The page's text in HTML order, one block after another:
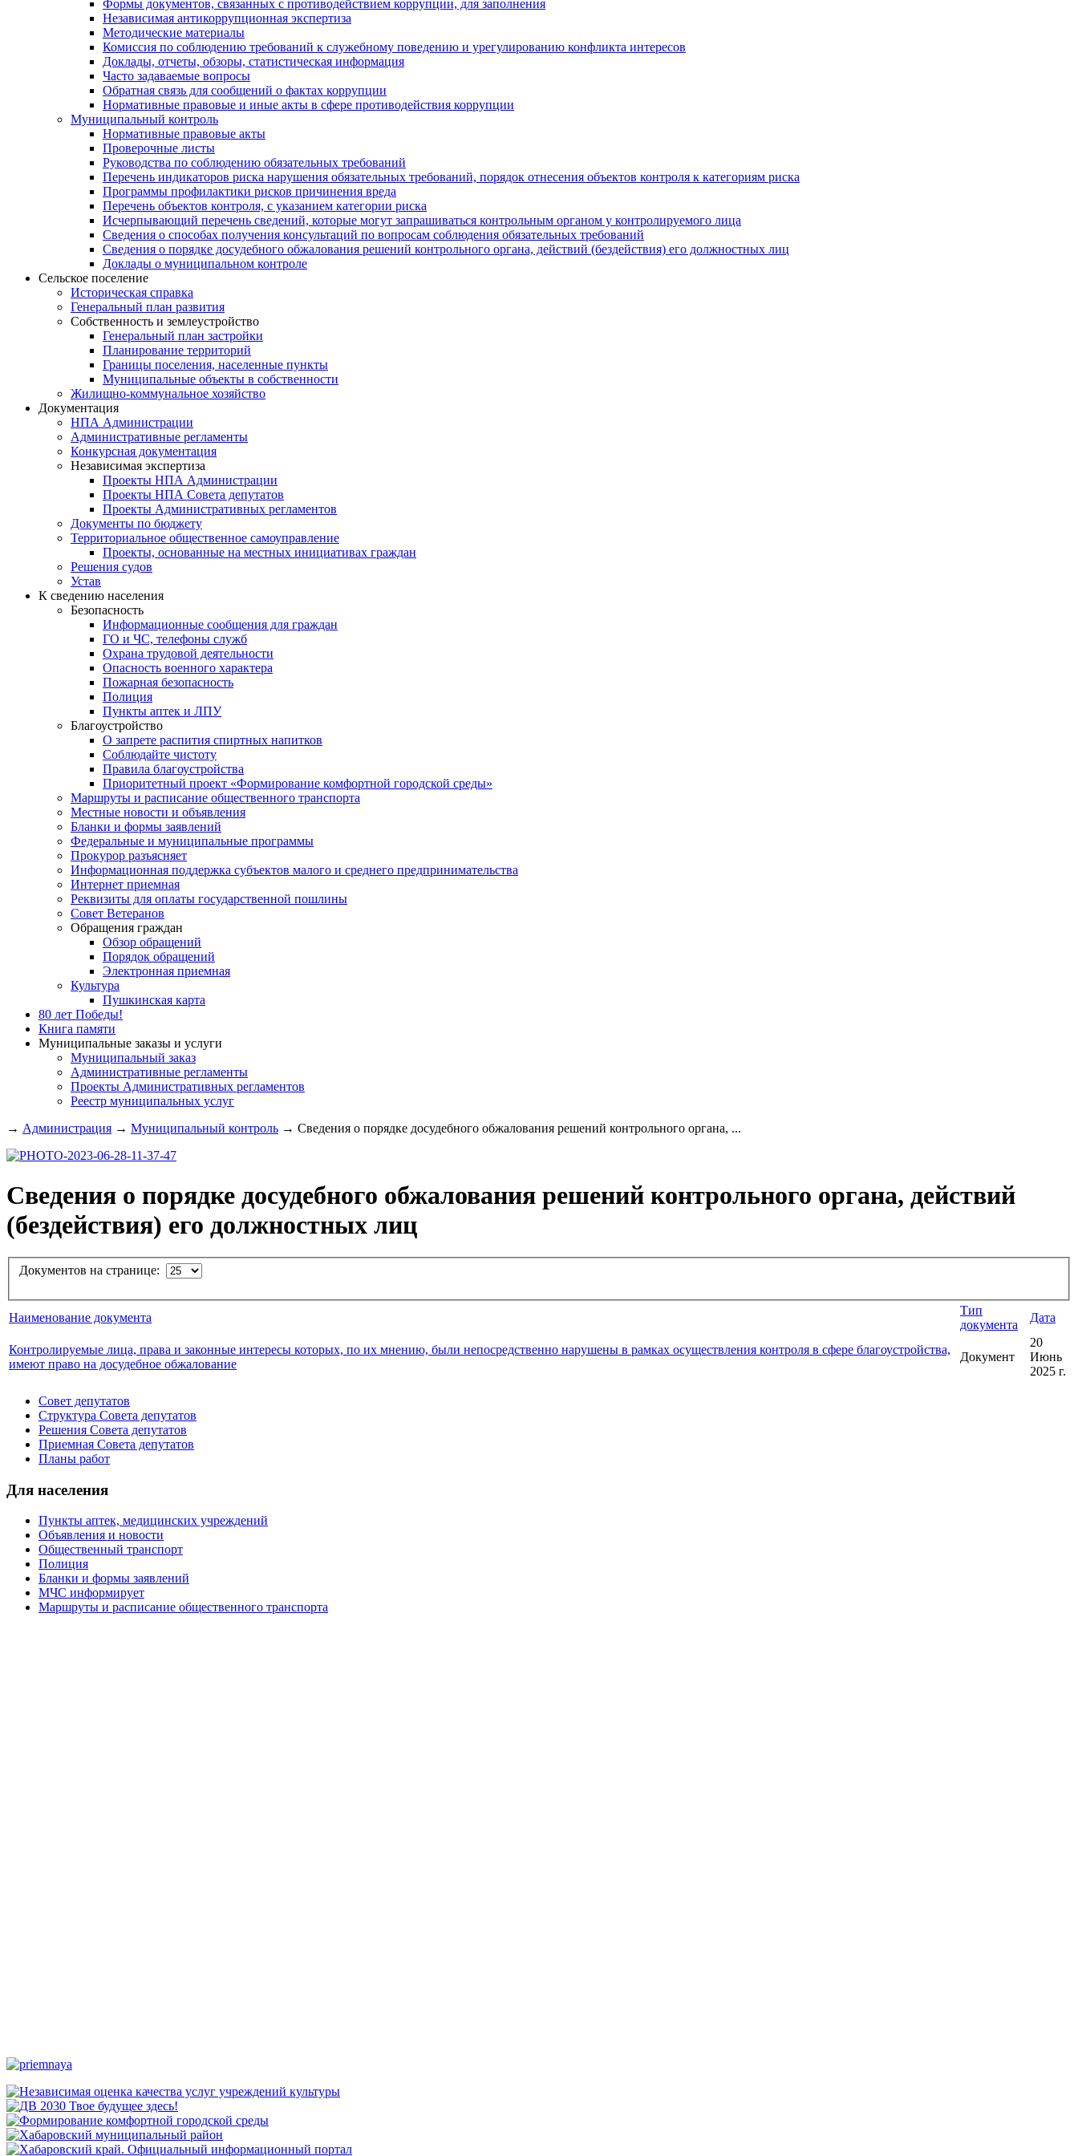
Формы документов, связанных с противодействием коррупции, для заполнения
Независимая антикоррупционная экспертиза
Методические материалы
Комиссия по соблюдению требований к служебному поведению и урегулированию конфликта интересов
Доклады, отчеты, обзоры, статистическая информация
Часто задаваемые вопросы
Обратная связь для сообщений о фактах коррупции
Нормативные правовые и иные акты в сфере противодействия коррупции
Муниципальный контроль
Нормативные правовые акты
Проверочные листы
Руководства по соблюдению обязательных требований
Перечень индикаторов риска нарушения обязательных требований, порядок отнесения объектов контроля к категориям риска
Программы профилактики рисков причинения вреда
Перечень объектов контроля, с указанием категории риска
Исчерпывающий перечень сведений, которые могут запрашиваться контрольным органом у контролируемого лица
Сведения о способах получения консультаций по вопросам соблюдения обязательных требований
Сведения о порядке досудебного обжалования решений контрольного органа, действий (бездействия) его должностных лиц
Доклады о муниципальном контроле
Сельское поселение
Историческая справка
Генеральный план развития
Собственность и землеустройство
Генеральный план застройки
Планирование территорий
Границы поселения, населенные пункты
Муниципальные объекты в собственности
Жилищно-коммунальное хозяйство
Документация
НПА Администрации
Административные регламенты
Конкурсная документация
Независимая экспертиза
Проекты НПА Администрации
Проекты НПА Совета депутатов
Проекты Административных регламентов
Документы по бюджету
Территориальное общественное самоуправление
Проекты, основанные на местных инициативах граждан
Решения судов
Устав
К сведению населения
Безопасность
Информационные сообщения для граждан
ГО и ЧС, телефоны служб
Охрана трудовой деятельности
Опасность военного характера
Пожарная безопасность
Полиция
Пункты аптек и ЛПУ
Благоустройство
О запрете распития спиртных напитков
Соблюдайте чистоту
Правила благоустройства
Приоритетный проект «Формирование комфортной городской среды»
Маршруты и расписание общественного транспорта
Местные новости и объявления
Бланки и формы заявлений
Федеральные и муниципальные программы
Прокурор разъясняет
Информационная поддержка субъектов малого и среднего предпринимательства
Интернет приемная
Реквизиты для оплаты государственной пошлины
Совет Ветеранов
Обращения граждан
Обзор обращений
Порядок обращений
Электронная приемная
Культура
Пушкинская карта
80 лет Победы!
Книга памяти
Муниципальные заказы и услуги
Муниципальный заказ
Административные регламенты
Проекты Административных регламентов
Реестр муниципальных услуг
→ Администрация → Муниципальный контроль → Сведения о порядке досудебного обжалования решений контрольного органа, ...
Сведения о порядке досудебного обжалования решений контрольного органа, действий
(бездействия) его должностных лиц
Документов на странице:
Наименование документа
Тип
документа
Дата
Контролируемые лица, права и законные интересы которых, по их мнению, были непосредственно нарушены в рамках осуществления контроля в сфере благоустройства,
имеют право на досудебное обжалование
Документ
20
Июнь
2025 г.
Совет депутатов
Структура Совета депутатов
Решения Совета депутатов
Приемная Совета депутатов
Планы работ
Для населения
Пункты аптек, медицинских учреждений
Объявления и новости
Общественный транспорт
Полиция
Бланки и формы заявлений
МЧС информирует
Маршруты и расписание общественного транспорта